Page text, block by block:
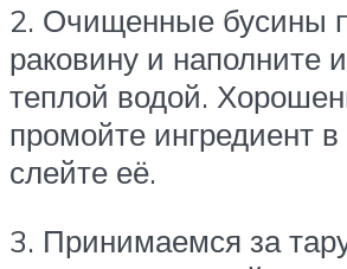
2. Очищенные бусины
раковину и наполните
теплой водой.
промойте ингредиент
слейте её.
3. Принимаемся за